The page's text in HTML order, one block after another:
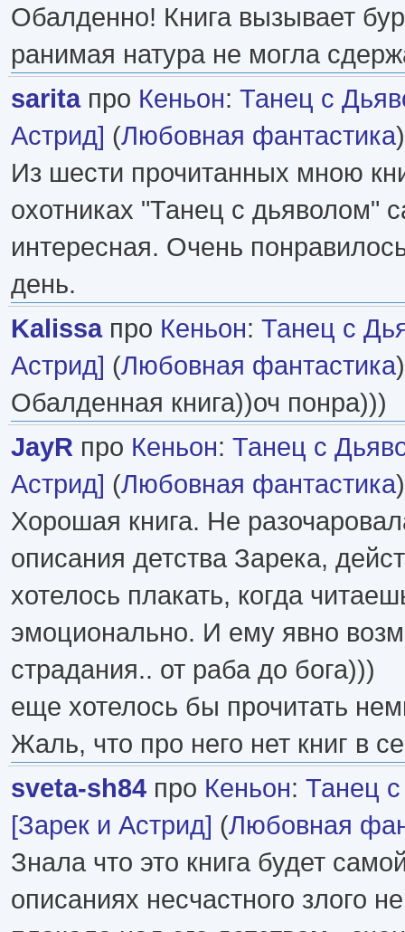
Обалденно! Книга вызывает
ранимая натура не могла
saritaпро Кеньон: Танец с
Астрид] (Любовная фантастика
Из шести прочитанных мною
охотниках "Танец с дьяволом"
интересная. Очень
день.
Kalissaпро Кеньон: Танец с
Астрид] (Любовная фантастика
Обалденная книга))оч понра)))
JayR про Кеньон: Танец с
Астрид] (Любовная фантастика
Хорошая книга. Не
описания детства Зарека,
хотелось плакать, когда
эмоционально. И ему явно
страдания.. от раба до бога)))
еще хотелось бы прочитать
Жаль, что про него нет книг в
sveta-sh84 про Кеньон: Танец
[Зарек и Астрид] (Любовная
Знала что это книга будет
описаниях несчастного злого